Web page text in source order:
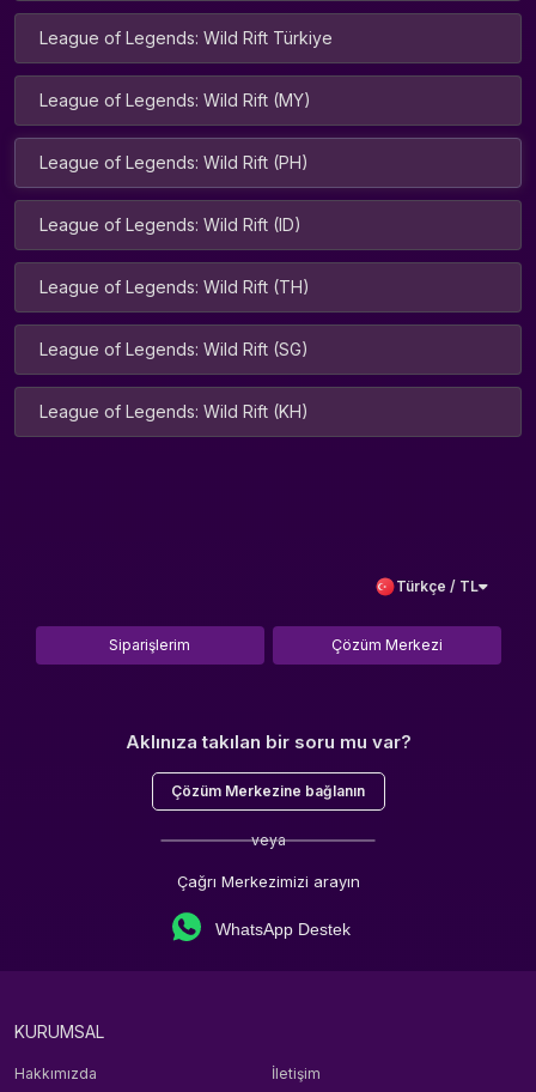
League of Legends: Wild Rift Türkiye
League of Legends: Wild Rift (MY)
League of Legends: Wild Rift (PH)
League of Legends: Wild Rift (ID)
League of Legends: Wild Rift (TH)
League of Legends: Wild Rift (SG)
League of Legends: Wild Rift (KH)
Türkçe / TL
Siparişlerim Çözüm Merkezi
Aklınıza takılan bir soru mu var?
Çözüm Merkezine bağlanın
veya
Çağrı Merkezimizi arayın
WhatsApp Destek
KURUMSAL
Hakkımızda
İletişim